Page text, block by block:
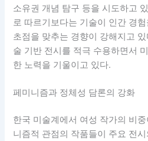
소유권 개념 탐구 등을 시도하고
로 따르기보다는 기술이 인간 경
초점을 맞추는 경향이 강해지고
술 기반 전시를 적극 수용하면서
한 노력을 기울이고 있다.
페미니즘과 정체성 담론의 강화
한국 미술계에서 여성 작가의 비
니즘적 관점의 작품들이 주요 전